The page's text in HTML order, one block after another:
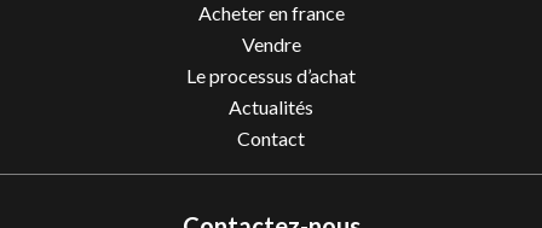
Acheter en france
Vendre
Le processus d’achat
Actualités
Contact